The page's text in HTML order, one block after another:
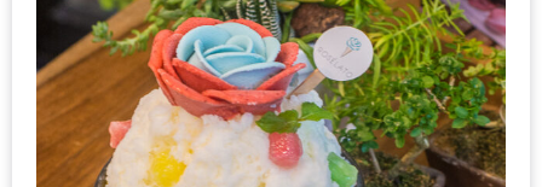
อ้วน
ชวน
คุย
นโยบาย
ความ